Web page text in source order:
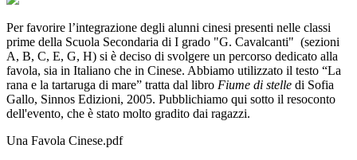
Per favorire l’integrazione degli alunni cinesi presenti nelle classi
prime della Scuola Secondaria di I grado "G. Cavalcanti" (sezioni
A, B, C, E, G, H) si è deciso di svolgere un percorso dedicato alla
favola, sia in Italiano che in Cinese. Abbiamo utilizzato il testo “La
rana e la tartaruga di mare” tratta dal libro Fiume di stelle di Sofia
Gallo, Sinnos Edizioni, 2005. Pubblichiamo qui sotto il resoconto
dell'evento, che è stato molto gradito dai ragazzi.
Una Favola Cinese.pdf